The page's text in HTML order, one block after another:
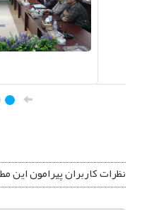
نظرات کاربران پیرامون این